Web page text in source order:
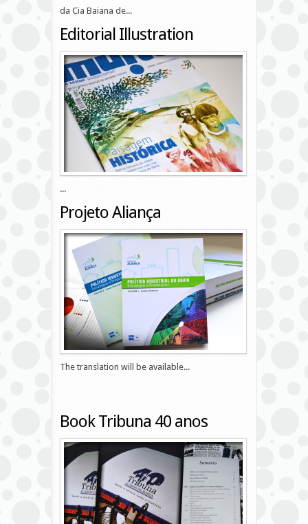
da Cia Baiana de...
Editorial Illustration
...
Projeto Aliança
The translation will be available...
Book Tribuna 40 anos